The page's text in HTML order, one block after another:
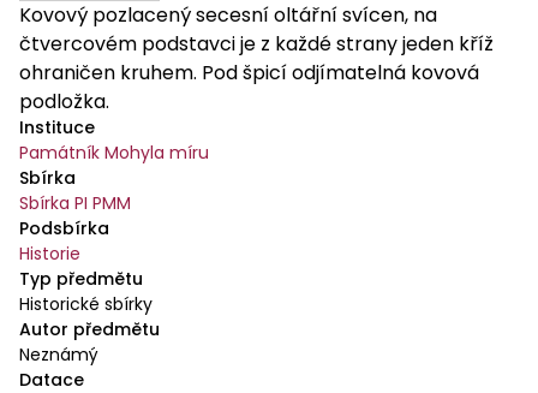
Kovový pozlacený secesní oltářní svícen, na
čtvercovém podstavci je z každé strany jeden kříž
ohraničen kruhem. Pod špicí odjímatelná kovová
podložka.
Instituce
Památník Mohyla míru
Sbírka
Sbírka PI PMM
Podsbírka
Historie
Typ předmětu
Historické sbírky
Autor předmětu
Neznámý
Datace